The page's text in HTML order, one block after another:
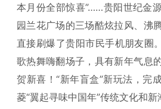
本月份全部惊喜”……贵阳世纪金
园兰花广场的三场酷炫拉风、沸
直接刷爆了贵阳市民手机朋友圈
歌热舞嗨翻场子，具有新年气息
贺新喜！“新年盲盒”新玩法，完
菱“翼起寻味中国年”传统文化和新